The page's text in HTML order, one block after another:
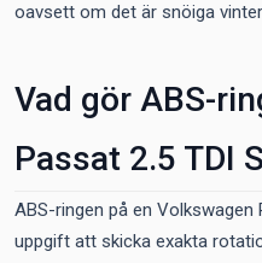
oavsett om det är snöiga
Vad gör ABS-
Passat 2.5 TDI
ABS-ringen på en Volkswagen
uppgift att skicka exakta